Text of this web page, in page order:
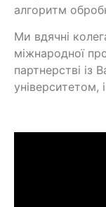
алгоритм
Ми вдячні
міжнародної
партнерстві
університетом,